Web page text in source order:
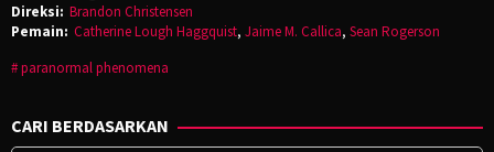
Direksi: Brandon Christensen
Pemain: Catherine Lough Haggquist, Jaime M. Callica, Sean Rogerson
paranormal phenomena
CARI BERDASARKAN